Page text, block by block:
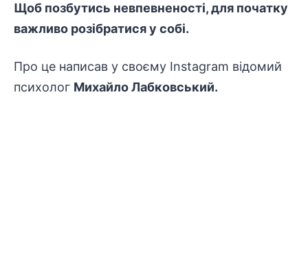
Щоб позбутись невпевненості, для початку
важливо розібратися у собі.
Про це написав у своєму Instagram відомий
психолог Михайло Лабковський.